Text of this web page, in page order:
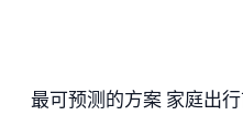
最可预测的方案 家庭出